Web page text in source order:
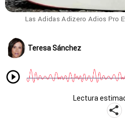
Las Adidas Adizero Adios Pro
Teresa Sánchez
Lectura